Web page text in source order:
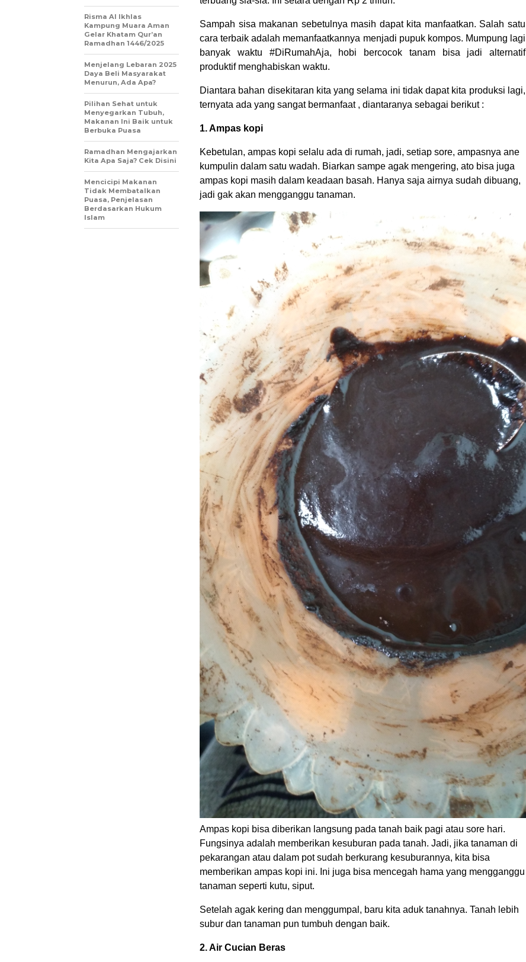
Sampah sisa makanan sebetulnya masih dapat kita manfaatkan. Salah satu
cara terbaik adalah memanfaatkannya menjadi pupuk kompos. Mumpung lagi
banyak waktu #DiRumahAja, hobi bercocok tanam bisa jadi alternatif
produktif menghabiskan waktu.
Diantara bahan disekitaran kita yang selama ini tidak dapat kita produksi lagi,
ternyata ada yang sangat bermanfaat , diantaranya sebagai berikut :
1. Ampas kopi
Kebetulan, ampas kopi selalu ada di rumah, jadi, setiap sore, ampasnya ane
kumpulin dalam satu wadah. Biarkan sampe agak mengering, ato bisa juga
ampas kopi masih dalam keadaan basah. Hanya saja airnya sudah dibuang,
jadi gak akan mengganggu tanaman.
Ampas kopi bisa diberikan langsung pada tanah baik pagi atau sore hari.
Fungsinya adalah memberikan kesuburan pada tanah. Jadi, jika tanaman di
pekarangan atau dalam pot sudah berkurang kesuburannya, kita bisa
memberikan ampas kopi ini. Ini juga bisa mencegah hama yang mengganggu
tanaman seperti kutu, siput.
Setelah agak kering dan menggumpal, baru kita aduk tanahnya. Tanah lebih
subur dan tanaman pun tumbuh dengan baik.
2. Air Cucian Beras
Risma Al Ikhlas
Kampung Muara Aman
Gelar Khatam Qur’an
Ramadhan 1446/2025
Menjelang Lebaran 2025
Daya Beli Masyarakat
Menurun, Ada Apa?
Pilihan Sehat untuk
Menyegarkan Tubuh,
Makanan Ini Baik untuk
Berbuka Puasa
Ramadhan Mengajarkan
Kita Apa Saja? Cek Disini
Mencicipi Makanan
Tidak Membatalkan
Puasa, Penjelasan
Berdasarkan Hukum
Islam